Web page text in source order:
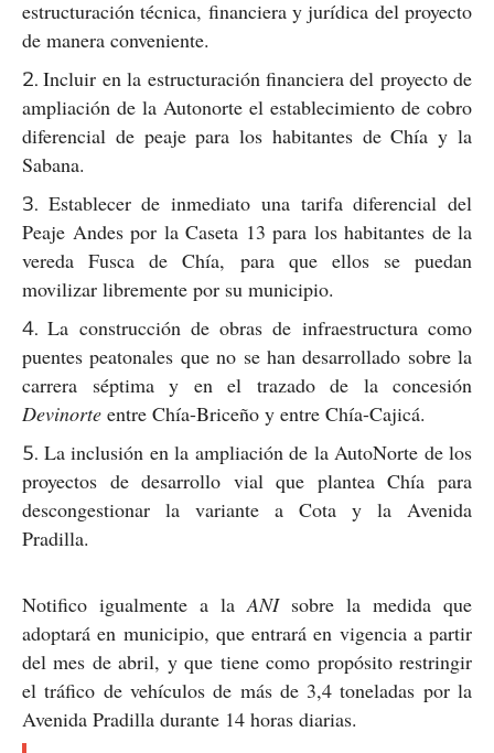
estructuración técnica, financiera y jurídica del proyecto
de manera conveniente.
Incluir en la estructuración financiera del proyecto de
ampliación de la Autonorte el establecimiento de cobro
diferencial de peaje para los habitantes de Chía y la
Sabana.
Establecer de inmediato una tarifa diferencial del
Peaje Andes por la Caseta 13 para los habitantes de la
vereda Fusca de Chía, para que ellos se puedan
movilizar libremente por su municipio.
La construcción de obras de infraestructura como
puentes peatonales que no se han desarrollado sobre la
carrera séptima y en el trazado de la concesión
Devinorte entre Chía-Briceño y entre Chía-Cajicá.
La inclusión en la ampliación de la AutoNorte de los
proyectos de desarrollo vial que plantea Chía para
descongestionar la variante a Cota y la Avenida
Pradilla.
Notifico igualmente a la ANIsobre la medida que
adoptará en municipio, que entrará en vigencia a partir
del mes de abril, y que tiene como propósito restringir
el tráfico de vehículos de más de 3,4 toneladas por la
Avenida Pradilla durante 14 horas diarias.